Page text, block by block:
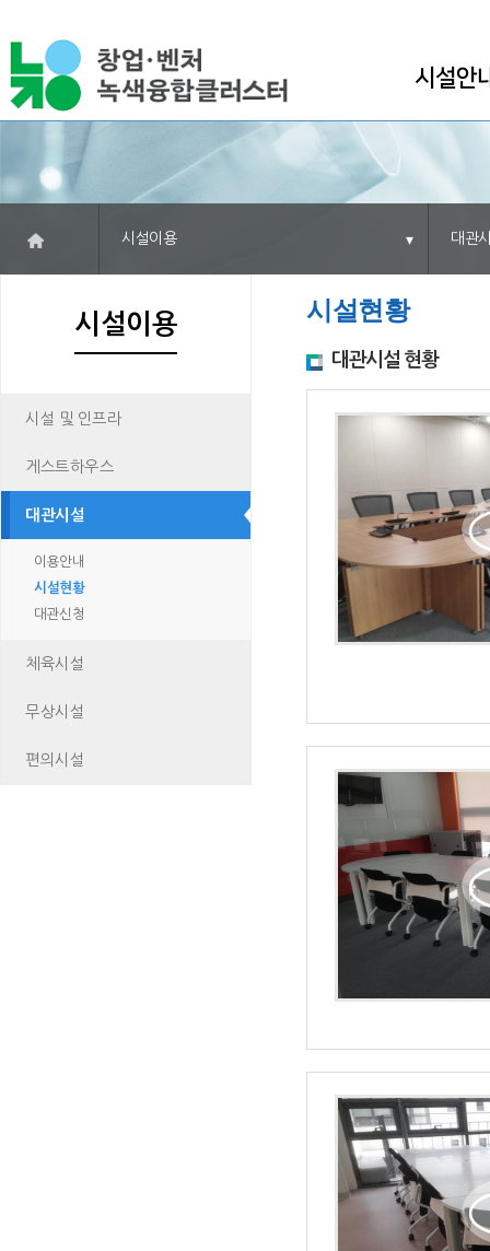
시설안
시설이용 대관
시설이용
시설 및 인프라
게스트하우스
대관시설
이용안내
시설현황
대관신청
체육시설
무상시설
편의시설
시설현황
대관시설 현황